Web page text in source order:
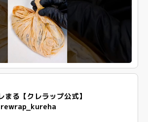
まる【クレラップ公式】